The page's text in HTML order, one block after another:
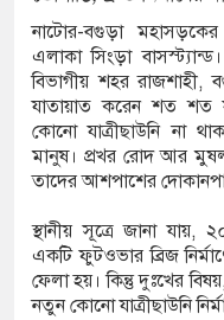
নেটওয়ার্কের
চারা বিতরণ কর্মসূচির উদ্বোধন
অসহায় রোগীর পাশে পুঠিয়ার
দুইজন আটক, আবারও
সন্দেহজনক চলাফেরায়
নাটোর-বগুড়া
এলাকা সিংড়া
বিভাগীয় শহর রাজশাহী,
যাতায়াত করেন শত শত
কোনো যাত্রীছাউনি না
মানুষ। প্রখর রোদ আর
তাদের আশপাশের
​স্থানীয় সূত্রে জানা যায়,
একটি ফুটওভার ব্রিজ
ফেলা হয়। কিন্তু দুঃখের
নতুন কোনো যাত্রীছাউনি